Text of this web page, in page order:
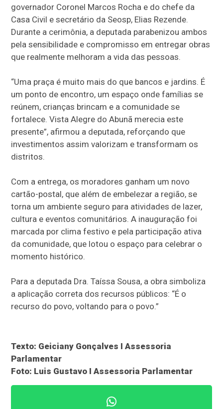
governador Coronel Marcos Rocha e do chefe da
Casa Civil e secretário da Seosp, Elias Rezende.
Durante a cerimônia, a deputada parabenizou ambos
pela sensibilidade e compromisso em entregar obras
que realmente melhoram a vida das pessoas.
“Uma praça é muito mais do que bancos e jardins. É
um ponto de encontro, um espaço onde famílias se
reúnem, crianças brincam e a comunidade se
fortalece. Vista Alegre do Abunã merecia este
presente”, afirmou a deputada, reforçando que
investimentos assim valorizam e transformam os
distritos.
Com a entrega, os moradores ganham um novo
cartão-postal, que além de embelezar a região, se
torna um ambiente seguro para atividades de lazer,
cultura e eventos comunitários. A inauguração foi
marcada por clima festivo e pela participação ativa
da comunidade, que lotou o espaço para celebrar o
momento histórico.
Para a deputada Dra. Taíssa Sousa, a obra simboliza
a aplicação correta dos recursos públicos: “É o
recurso do povo, voltando para o povo.”
Texto: Geiciany Gonçalves I Assessoria
Parlamentar
Foto: Luis Gustavo I Assessoria Parlamentar